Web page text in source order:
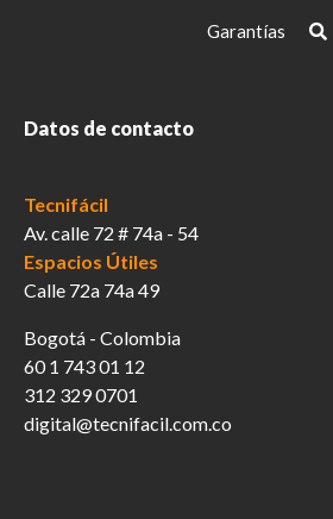
Garantías
Datos de contacto
Tecnifácil
Av. calle 72 # 74a - 54
Espacios Útiles
Calle 72a 74a 49
Bogotá - Colombia
60 1 743 01 12
312 329 0701
digital@tecnifacil.com.co